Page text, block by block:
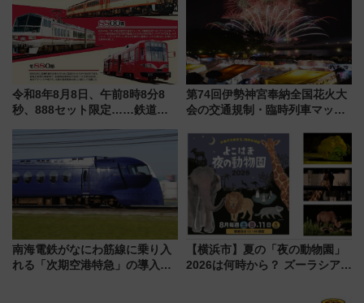
令和8年8月8日、午前8時8分8
秒、888セット限定……鉄道各
第74回伊勢神宮奉納全国花火大
会の交通規制・臨時列車マッ
セス
南海電鉄がなにわ筋線に乗り入
れる「次期空港特急」の導入を
【横浜市】夏の「夜の動物園」
2026は何時から？ ズーラシア・
見どころ、限定イベントを徹底